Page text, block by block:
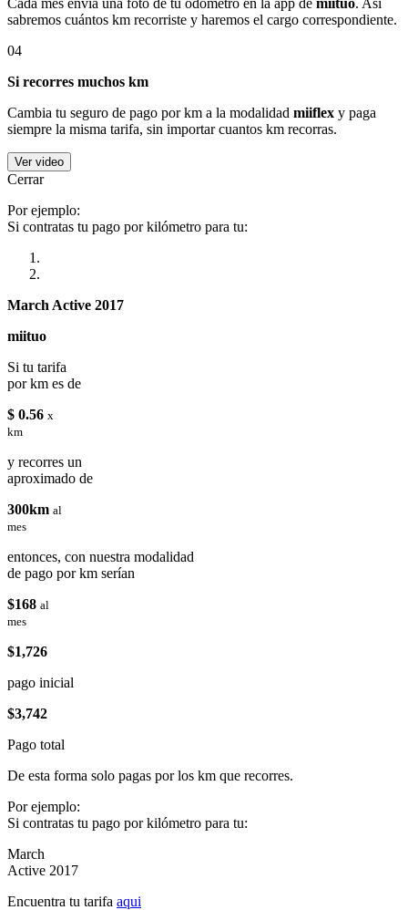
sabremos cuántos km recorriste y haremos el cargo correspondiente.
04
Si recorres muchos km
Cambia tu seguro de pago por km a la modalidad miiflex y paga
siempre la misma tarifa, sin importar cuantos km recorras.
Ver video
Cerrar
Por ejemplo:
Si contratas tu pago por kilómetro para tu:
March Active 2017
miituo
Si tu tarifa
por km es de
$ 0.56 x
km
y recorres un
aproximado de
300km al
mes
entonces, con nuestra modalidad
de pago por km serían
$168 al
mes
$1,726
pago inicial
$3,742
Pago total
De esta forma solo pagas por los km que recorres.
Por ejemplo:
Si contratas tu pago por kilómetro para tu:
March
Active 2017
Encuentra tu tarifa aqui